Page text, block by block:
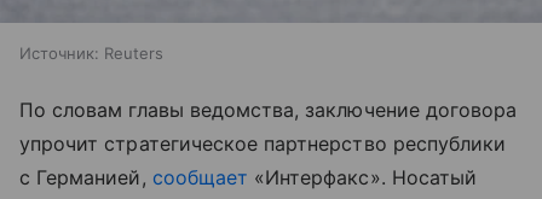
Источник: Reuters
По словам главы ведомства, заключение договора
упрочит стратегическое партнерство республики
с Германией, сообщает «Интерфакс». Носатый